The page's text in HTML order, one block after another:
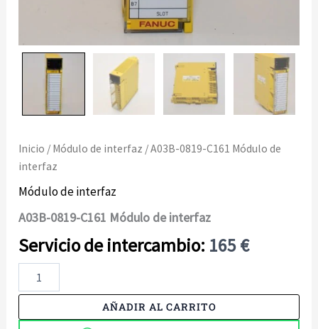
Inicio / Módulo de interfaz / A03B-0819-C161 Módulo de
interfaz
Módulo de interfaz
A03B-0819-C161 Módulo de interfaz
165€
0819-
C161
AÑADIR AL CARRITO